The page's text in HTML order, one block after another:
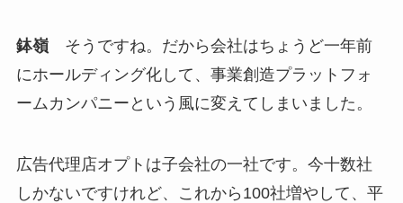
鉢嶺そうですね。だから会社はちょうど一年前
にホールディング化して、事業創造プラットフォ
ームカンパニーという風に変えてしまいました。
広告代理店オプトは子会社の一社です。今十数社
しかないですけれど、これから100社増やして、平